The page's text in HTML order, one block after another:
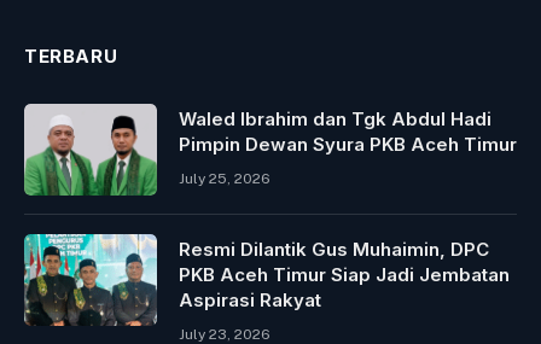
TERBARU
Waled Ibrahim dan Tgk Abdul Hadi
Pimpin Dewan Syura PKB Aceh Timur
July 25, 2026
Resmi Dilantik Gus Muhaimin, DPC
PKB Aceh Timur Siap Jadi Jembatan
Aspirasi Rakyat
July 23, 2026